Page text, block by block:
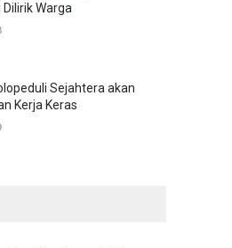
Warga
Sejahtera akan
Kerja Keras